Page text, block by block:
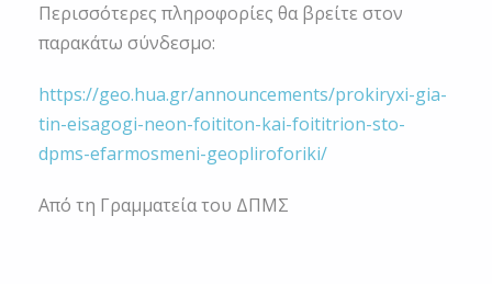
Περισσότερες πληροφορίες θα βρείτε στον
παρακάτω σύνδεσμο:
https://geo.hua.gr/announcements/prokiryxi-gia-
tin-eisagogi-neon-foititon-kai-foititrion-sto-
dpms-efarmosmeni-geopliroforiki/
Από τη Γραμματεία του ΔΠΜΣ